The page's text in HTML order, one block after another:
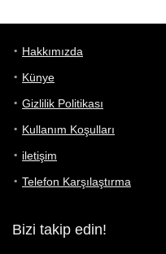
Hakkımızda
Künye
Gizlilik Politikası
Kullanım Koşulları
iletişim
Telefon Karşılaştırma
Bizi takip edin!